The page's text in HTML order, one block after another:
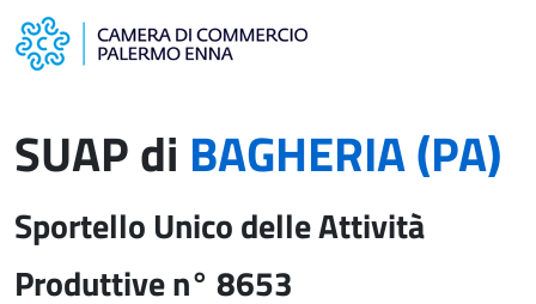
SUAP di BAGHERIA (PA)
Sportello Unico delle Attività
Produttive n° 8653